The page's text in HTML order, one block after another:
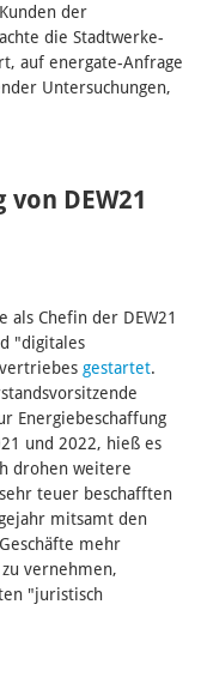
der
die Stadtwerke-
auf energate-Anfrage
Untersuchungen,
DEW21
Chefin der DEW21
"digitales
gestartet.
Energiebeschaffung
und 2022, hieß es
drohen weitere
teuer beschafften
mitsamt den
mehr
vernehmen,
"juristisch